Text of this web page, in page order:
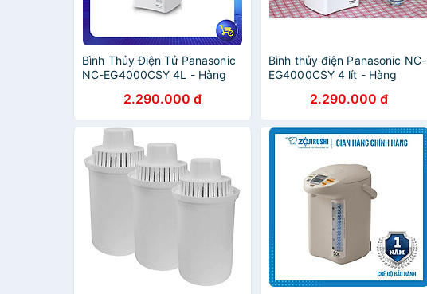
Bình Thủy Điện Tử Panasonic
NC-EG4000CSY 4L - Hàng
2.290.000 đ
Bình thủy điện Panasonic NC-
EG4000CSY 4 lít - Hàng
2.290.000 đ